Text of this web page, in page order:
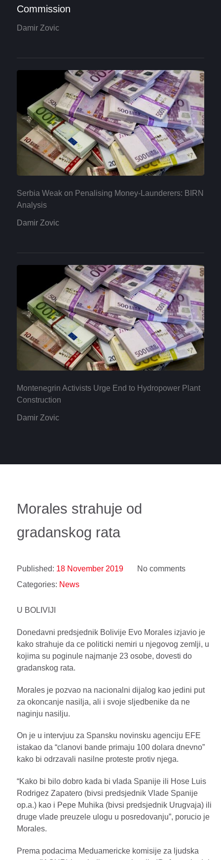
Commission
Damir Zovic
Serbia Weak on Penalising Money-Launderers: BIRN
Analysis
Damir Zovic
Montenegrin Activists Urge End to Hydropower Plant
Construction
Damir Zovic
Morales strahuje od
gradanskog rata
Published: 18 November 2019
No comments
Categories: News
U BOLIVIJI
Donedavni predsjednik Bolivije Evo Morales izjavio je
kako strahuje da ce politicki nemiri u njegovog zemlji, u
kojima su poginule najmanje 23 osobe, dovesti do
gradanskog rata.
Morales je pozvao na nacionalni dijalog kao jedini put
za okoncanje nasilja, ali i svoje sljedbenike da ne
naginju nasilju.
On je u intervjuu za Spansku novinsku agenciju EFE
istakao da “clanovi bande primaju 100 dolara dnevno”
kako bi odrzavali nasilne proteste protiv njega.
“Kako bi bilo dobro kada bi vlada Spanije ili Hose Luis
Rodrigez Zapatero (bivsi predsjednik Vlade Spanije
op.a.) kao i Pepe Muhika (bivsi predsjednik Urugvaja) ili
druge vlade preuzele ulogu u posredovanju”, porucio je
Morales.
Prema podacima Meduamericke komisije za ljudska